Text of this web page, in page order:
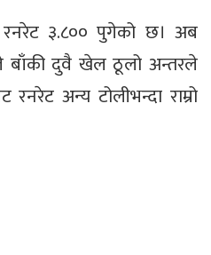
३.८०० पुगेको छ। अब
बाँकी दुवै खेल ठूलो अन्तरले
अन्य टोलीभन्दा राम्रो